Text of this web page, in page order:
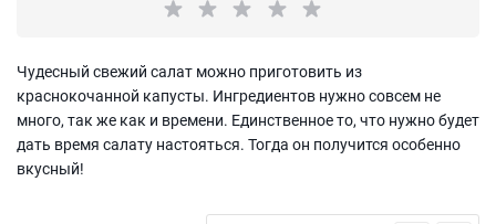
Чудесный свежий салат можно приготовить из
краснокочанной капусты. Ингредиентов нужно совсем не
много, так же как и времени. Единственное то, что нужно будет
дать время салату настояться. Тогда он получится особенно
вкусный!